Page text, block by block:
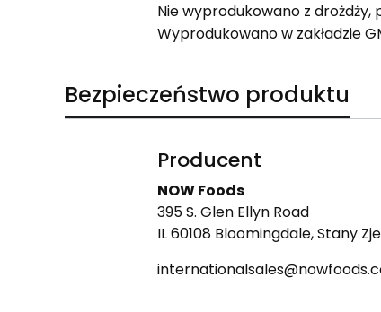
Nie wyprodukowano z drożdży,
Wyprodukowano w zakładzie
Bezpieczeństwo produktu
Producent
NOW Foods
395 S. Glen Ellyn Road
IL 60108 Bloomingdale, Stany